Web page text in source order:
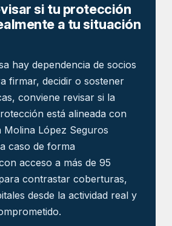
si tu protección
a tu situación
hay dependencia de socios
firmar, decidir o sostener
conviene revisar si la
está alineada con
Molina López Seguros
caso de forma
acceso a más de 95
contrastar coberturas,
desde la actividad real y